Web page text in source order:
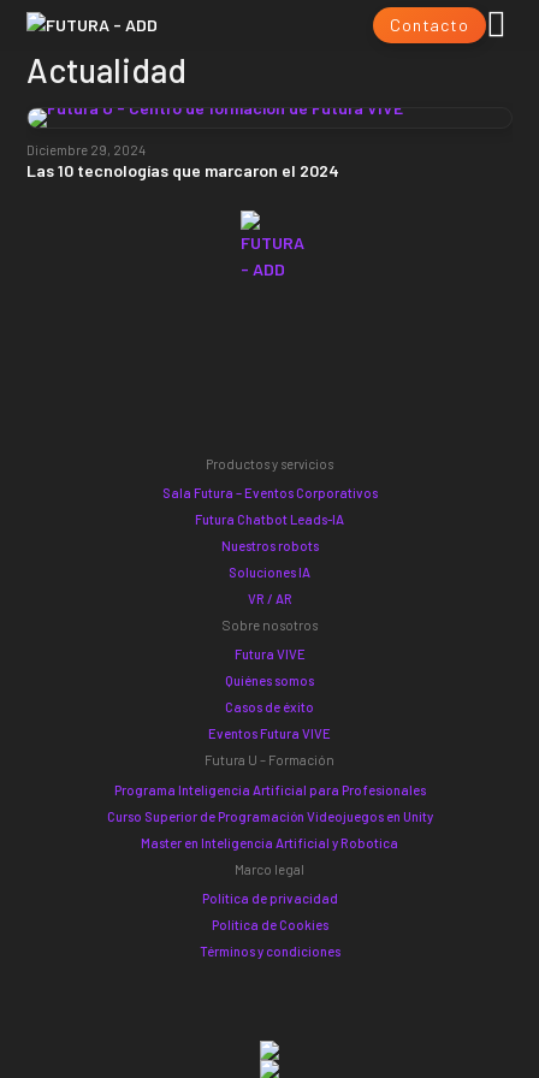
Contacto
Actualidad
Diciembre 29, 2024
Las 10 tecnologías que marcaron el 2024
Productos y servicios
Sala Futura – Eventos Corporativos
Futura Chatbot Leads-IA
Nuestros robots
Soluciones IA
VR / AR
Sobre nosotros
Futura VIVE
Quiénes somos
Casos de éxito
Eventos Futura VIVE
Futura U – Formación
Programa Inteligencia Artificial para Profesionales
Curso Superior de Programación Videojuegos en Unity
Master en Inteligencia Artificial y Robotica
Marco legal
Política de privacidad
Política de Cookies
Términos y condiciones